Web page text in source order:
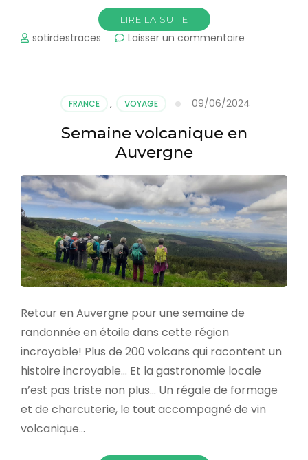
LIRE LA SUITE
sotirdestraces Laisser un commentaire
FRANCE , VOYAGE 09/06/2024
Semaine volcanique en
Auvergne
Retour en Auvergne pour une semaine de
randonnée en étoile dans cette région
incroyable! Plus de 200 volcans qui racontent un
histoire incroyable… Et la gastronomie locale
n’est pas triste non plus… Un régale de formage
et de charcuterie, le tout accompagné de vin
volcanique…